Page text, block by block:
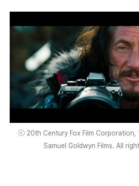
ⓒ 20th Century Fox Film Corporation,
Samuel Goldwyn Films. All